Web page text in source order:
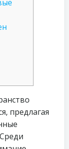
предлагая